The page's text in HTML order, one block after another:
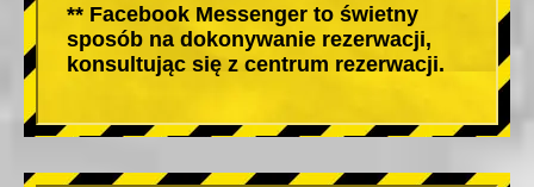
** Facebook Messenger to świetny
sposób na dokonywanie rezerwacji,
konsultując się z centrum rezerwacji.